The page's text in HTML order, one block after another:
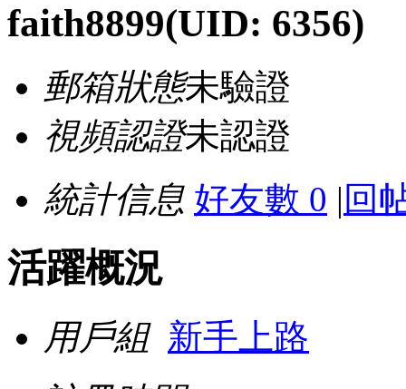
faith8899(UID: 6356)
郵箱狀態未驗證
視頻認證未認證
統計信息 好友數 0 | 回
活躍概況
用戶組 新手上路